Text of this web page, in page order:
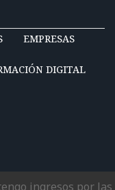
EMPRESAS
DIGITAL
ingresos por las